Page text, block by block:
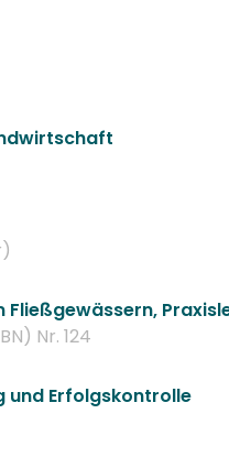
Fließgewässern,
Nr. 124
und Erfolgskontrolle